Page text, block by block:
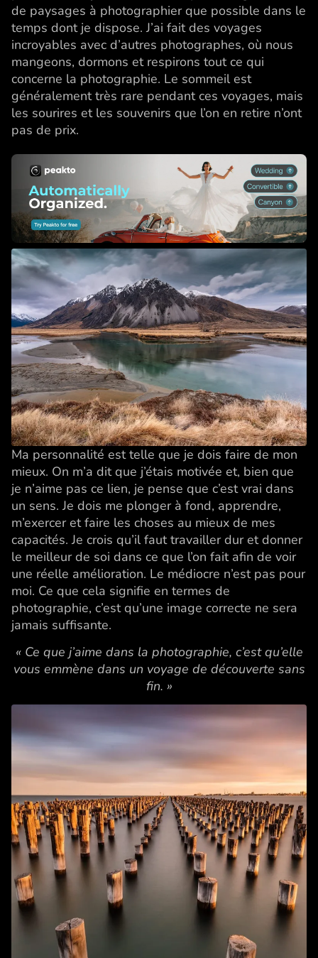
de paysages à photographier que possible dans le
temps dont je dispose. J’ai fait des voyages
incroyables avec d’autres photographes, où nous
mangeons, dormons et respirons tout ce qui
concerne la photographie. Le sommeil est
généralement très rare pendant ces voyages, mais
les sourires et les souvenirs que l’on en retire n’ont
pas de prix.
Ma personnalité est telle que je dois faire de mon
mieux. On m’a dit que j’étais motivée et, bien que
je n’aime pas ce lien, je pense que c’est vrai dans
un sens. Je dois me plonger à fond, apprendre,
m’exercer et faire les choses au mieux de mes
capacités. Je crois qu’il faut travailler dur et donner
le meilleur de soi dans ce que l’on fait afin de voir
une réelle amélioration. Le médiocre n’est pas pour
moi. Ce que cela signifie en termes de
photographie, c’est qu’une image correcte ne sera
jamais suffisante.
« Ce que j’aime dans la photographie, c’est qu’elle
vous emmène dans un voyage de découverte sans
fin. »